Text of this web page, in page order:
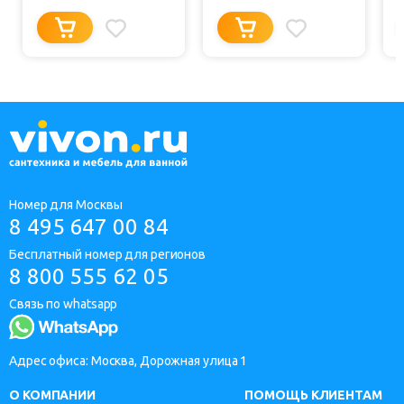
Номер для Москвы
8 495 647 00 84
Бесплатный номер для регионов
8 800 555 62 05
Связь по whatsapp
Адрес офиса: Москва, Дорожная улица 1
О КОМПАНИИ
ПОМОЩЬ КЛИЕНТАМ